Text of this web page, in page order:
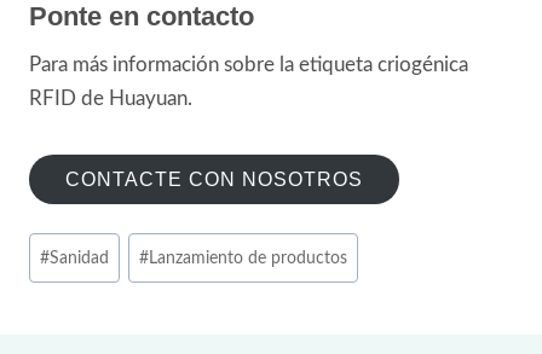
Ponte en contacto
Para más información sobre la etiqueta criogénica
RFID de Huayuan.
CONTACTE CON NOSOTROS
Tags
#Sanidad # Lanzamiento de productos